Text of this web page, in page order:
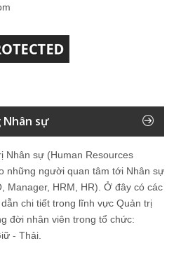
Nhân sự
Nhân sự (Human Resources
những người quan tâm tới Nhân sự
Manager, HRM, HR). Ở đây có các
chi tiết trong lĩnh vực Quản trị
đời nhân viên trong tổ chức:
- Thải.